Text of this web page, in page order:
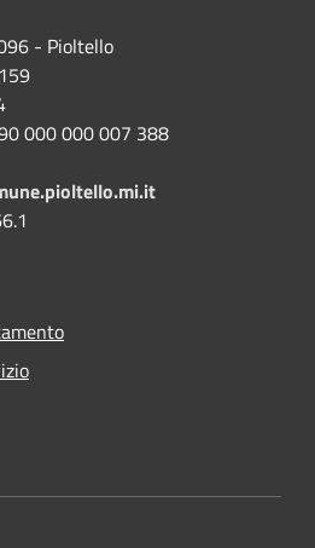
- Pioltello
000 000 007 388